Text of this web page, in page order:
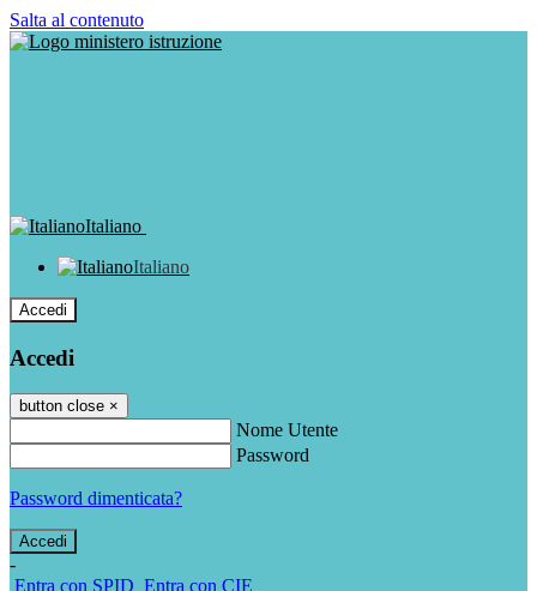
Salta al contenuto
Italiano
Italiano
Accedi
Accedi
button close ×
Nome Utente
Password
Password dimenticata?
-
Entra con SPID Entra con CIE